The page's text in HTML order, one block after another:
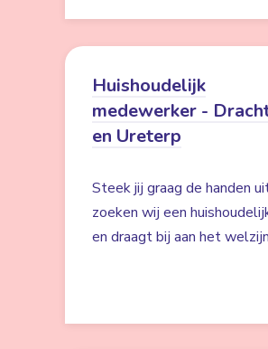
Huishoudelijk
medewerker -
en Ureterp
Steek jij graag de handen
zoeken wij een
en draagt bij aan het